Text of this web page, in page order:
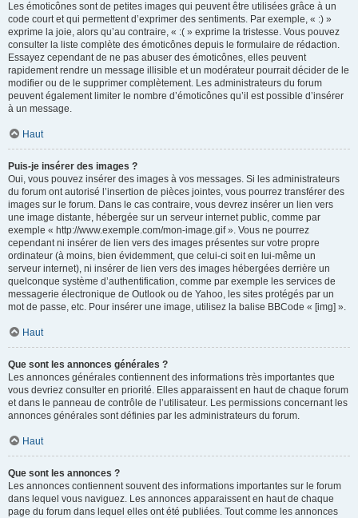
Les émoticônes sont de petites images qui peuvent être utilisées grâce à un
code court et qui permettent d’exprimer des sentiments. Par exemple, « :) »
exprime la joie, alors qu’au contraire, « :( » exprime la tristesse. Vous pouvez
consulter la liste complète des émoticônes depuis le formulaire de rédaction.
Essayez cependant de ne pas abuser des émoticônes, elles peuvent
rapidement rendre un message illisible et un modérateur pourrait décider de le
modifier ou de le supprimer complètement. Les administrateurs du forum
peuvent également limiter le nombre d’émoticônes qu’il est possible d’insérer
à un message.
Haut
Puis-je insérer des images ?
Oui, vous pouvez insérer des images à vos messages. Si les administrateurs
du forum ont autorisé l’insertion de pièces jointes, vous pourrez transférer des
images sur le forum. Dans le cas contraire, vous devrez insérer un lien vers
une image distante, hébergée sur un serveur internet public, comme par
exemple « http://www.exemple.com/mon-image.gif ». Vous ne pourrez
cependant ni insérer de lien vers des images présentes sur votre propre
ordinateur (à moins, bien évidemment, que celui-ci soit en lui-même un
serveur internet), ni insérer de lien vers des images hébergées derrière un
quelconque système d’authentification, comme par exemple les services de
messagerie électronique de Outlook ou de Yahoo, les sites protégés par un
mot de passe, etc. Pour insérer une image, utilisez la balise BBCode « [img] ».
Haut
Que sont les annonces générales ?
Les annonces générales contiennent des informations très importantes que
vous devriez consulter en priorité. Elles apparaissent en haut de chaque forum
et dans le panneau de contrôle de l’utilisateur. Les permissions concernant les
annonces générales sont définies par les administrateurs du forum.
Haut
Que sont les annonces ?
Les annonces contiennent souvent des informations importantes sur le forum
dans lequel vous naviguez. Les annonces apparaissent en haut de chaque
page du forum dans lequel elles ont été publiées. Tout comme les annonces